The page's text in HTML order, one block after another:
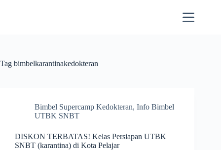
Tag bimbelkarantinakedokteran
Bimbel Supercamp Kedokteran, Info Bimbel
UTBK SNBT
DISKON TERBATAS! Kelas Persiapan UTBK
SNBT (karantina) di Kota Pelajar